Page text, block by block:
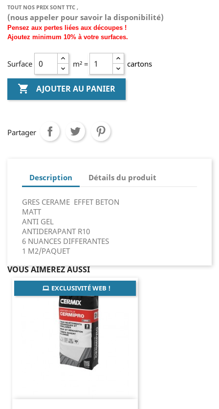
TOUT NOS PRIX SONT TTC ,
(nous appeler pour savoir la disponibilité)
Pensez aux pertes liées aux découpes !
Ajoutez minimum 10% à votre surfaces.
Surface m² = cartons
 AJOUTER AU PANIER
Partager
Description Détails du produit
GRES CERAME EFFET BETON
MATT
ANTI GEL
ANTIDERAPANT R10
6 NUANCES DIFFERANTES
1 M2/PAQUET
VOUS AIMEREZ AUSSI
EXCLUSIVITÉ WEB !